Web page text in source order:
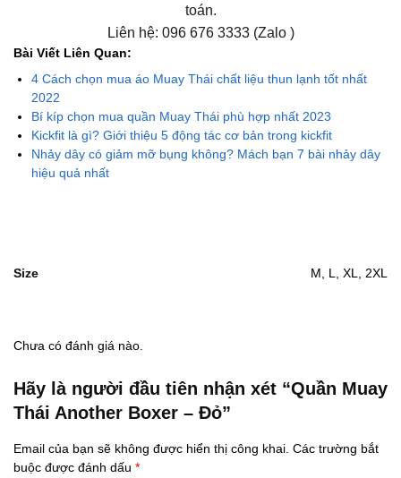
toán.
Liên hệ: 096 676 3333 (Zalo )
Bài Viết Liên Quan:
4 Cách chọn mua áo Muay Thái chất liệu thun lạnh tốt nhất
2022
Bí kíp chọn mua quần Muay Thái phù hợp nhất 2023
Kickfit là gì? Giới thiệu 5 động tác cơ bản trong kickfit
Nhảy dây có giảm mỡ bụng không? Mách bạn 7 bài nhảy dây
hiệu quả nhất
Size M, L, XL, 2XL
Chưa có đánh giá nào.
Hãy là người đầu tiên nhận xét “Quần Muay
Thái Another Boxer – Đỏ”
Email của bạn sẽ không được hiển thị công khai. Các trường bắt
buộc được đánh dấu *